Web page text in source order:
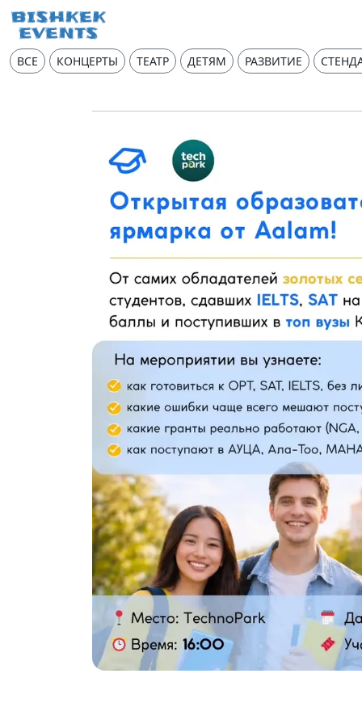
ВСЕ КОНЦЕРТЫ ТЕАТР ДЕТЯМ РАЗВИТИЕ